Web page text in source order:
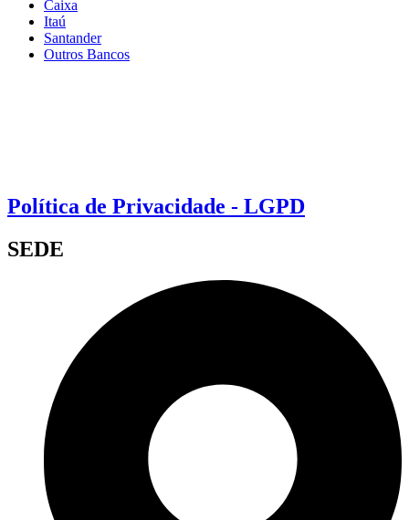
Caixa
Itaú
Santander
Outros Bancos
Política de Privacidade - LGPD
SEDE